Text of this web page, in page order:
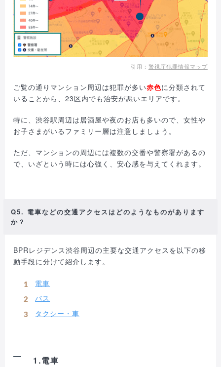
引用： 警視庁犯罪情報マップ
ご覧の通りマンション周辺は犯罪が多い赤色に分類されて
いることから、23区内でも治安が悪いエリアです。
特に、渋谷駅周辺は居酒屋や夜のお店も多いので、女性や
お子さまがいるファミリー層は注意しましょう。
ただ、マンションの周辺には複数の交番や警察署があるの
で、いざという時には心強く、安心感を与えてくれます。
Q5. 電車などの交通アクセスはどのようなものがあります
か？
BPRレジデンス渋谷周辺の主要な交通アクセスを以下の移
動手段に分けて紹介します。
電車
バス
タクシー・車
1.電車